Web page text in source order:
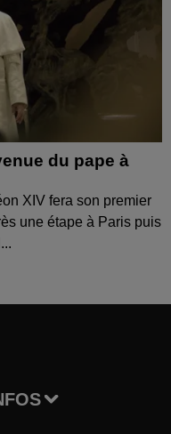
du pape à
XIV fera son premier
une étape à Paris puis